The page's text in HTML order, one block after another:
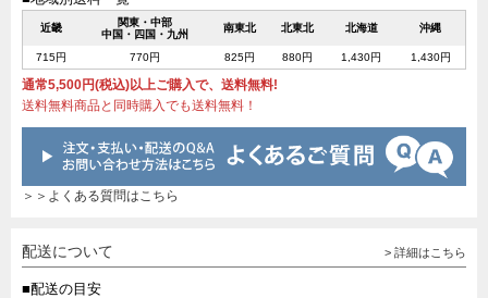
近畿
関東・中部
中国・四国・九州
南東北 北東北 北海道 沖縄
715円 770円 825円 880円 1,430円 1,430円
通常5,500円(税込)以上ご購入で、送料無料!
送料無料商品と同時購入でも送料無料！
＞＞よくある質問はこちら
配送について > 詳細はこちら
■配送の目安